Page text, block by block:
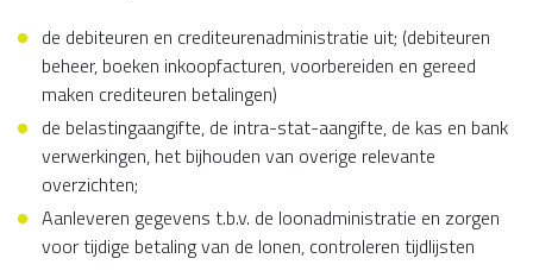
de debiteuren en crediteurenadministratie uit; (debiteuren
beheer, boeken inkoopfacturen, voorbereiden en gereed
maken crediteuren betalingen)
de belastingaangifte, de intra-stat-aangifte, de kas en bank
verwerkingen, het bijhouden van overige relevante
overzichten;
Aanleveren gegevens t.b.v. de loonadministratie en zorgen
voor tijdige betaling van de lonen, controleren tijdlijsten